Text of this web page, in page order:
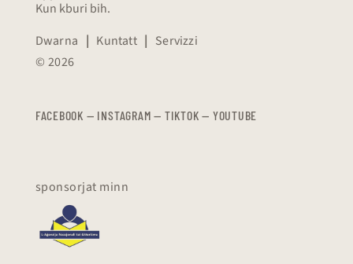
Kun kburi bih.
Dwarna | Kuntatt | Servizzi
© 2026
FACEBOOK — INSTAGRAM — TIKTOK — YOUTUBE
sponsorjat minn